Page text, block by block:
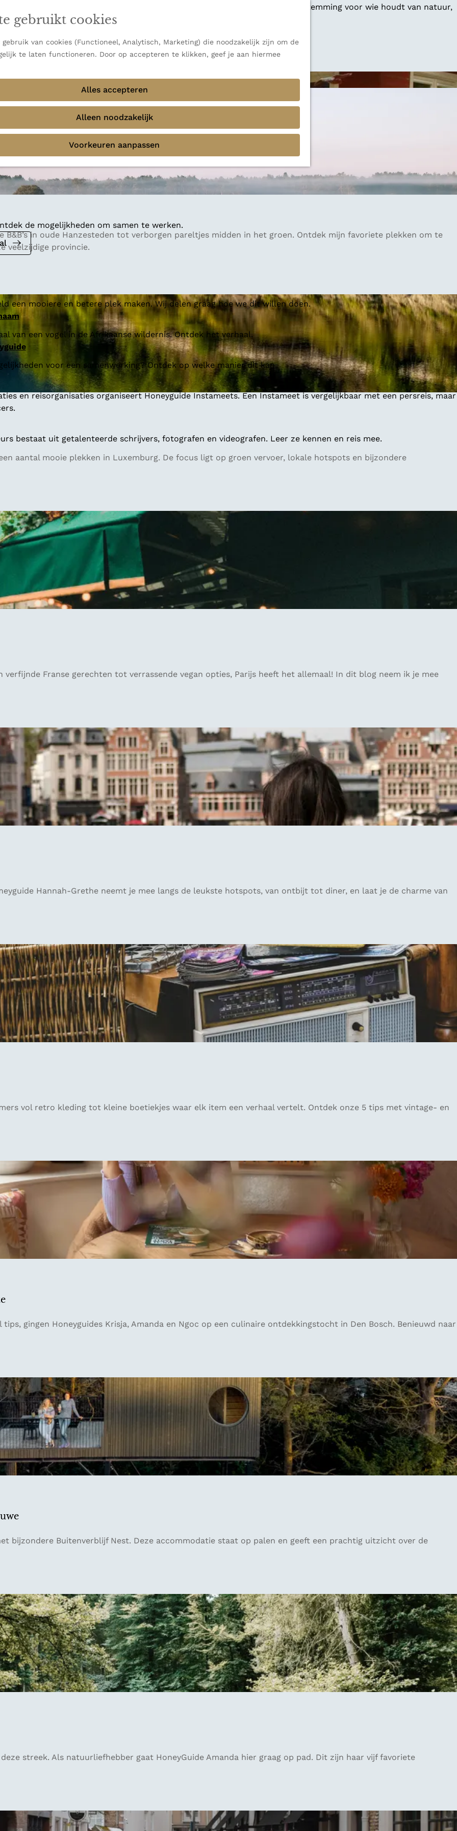
gebruikt cookies
van cookies (Functioneel, Analytisch, Marketing) die noodzakelijk zijn om de
te laten functioneren. Door op accepteren te klikken, geef je aan hiermee
Alles accepteren
Alleen noodzakelijk
Voorkeuren aanpassen
vooral bekend om zijn indrukwekkende Alpen, maar ook een veelzijdige bestemming voor wie houdt van natuur,
uitzichten.
de mogelijkheden om samen te werken.
een mooiere en betere plek maken. Wij delen graag hoe we dit willen doen.
van een vogel in de Afrikaanse wildernis. Ontdek het verhaal.
voor een samenwerking? Ontdek op welke manier dit kan.
en reisorganisaties organiseert Honeyguide Instameets. Een Instameet is vergelijkbaar met een persreis, maar
bestaat uit getalenteerde schrijvers, fotografen en videografen. Leer ze kennen en reis mee.
bijjouw reisstijl
in de natuur? Onze Honeyguides geven je alle inspiratie.
B&B’s in oude Hanzesteden tot verborgen pareltjes midden in het groen. Ontdek mijn favoriete plekken om te
veelzijdige provincie.
aantal mooie plekken in Luxemburg. De focus ligt op groen vervoer, lokale hotspots en bijzondere
Franse gerechten tot verrassende vegan opties, Parijs heeft het allemaal! In dit blog neem ik je mee
Hannah-Grethe neemt je mee langs de leukste hotspots, van ontbijt tot diner, en laat je de charme van
vol retro kleding tot kleine boetiekjes waar elk item een verhaal vertelt. Ontdek onze 5 tips met vintage- en
gingen Honeyguides Krisja, Amanda en Ngoc op een culinaire ontdekkingstocht in Den Bosch. Benieuwd naar
bijzondere Buitenverblijf Nest. Deze accommodatie staat op palen en geeft een prachtig uitzicht over de
streek. Als natuurliefhebber gaat HoneyGuide Amanda hier graag op pad. Dit zijn haar vijf favoriete